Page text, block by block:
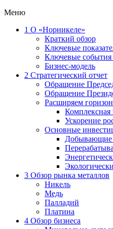
Меню
1 О «Норникеле»
Краткий обзор
Ключевые
Ключевые события
Бизнес-модель
2 Стратегический отчет
Обращение
Обращение
Расширяем
Комплексная
Ускорение
Основные
Добывающие
3 Обзор рынка металлов
Никель
Медь
Палладий
Платина
4 Обзор бизнеса